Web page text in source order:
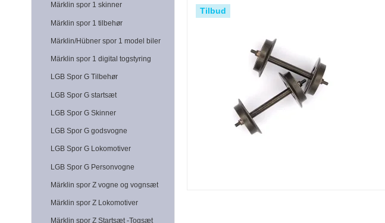
Märklin spor 1 skinner
Märklin spor 1 tilbehør
Märklin/Hübner spor 1 model biler
Märklin spor 1 digital togstyring
LGB Spor G Tilbehør
LGB Spor G startsæt
LGB Spor G Skinner
LGB Spor G godsvogne
LGB Spor G Lokomotiver
LGB Spor G Personvogne
Märklin spor Z vogne og vognsæt
Märklin spor Z Lokomotiver
Märklin spor Z Startsæt -Togsæt
Tilbud